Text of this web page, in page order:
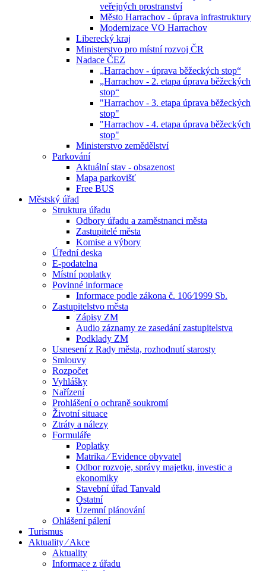
veřejných prostranství
Město Harrachov - úprava infrastruktury
Modernizace VO Harrachov
Liberecký kraj
Ministerstvo pro místní rozvoj ČR
Nadace ČEZ
„Harrachov - úprava běžeckých stop“
„Harrachov - 2. etapa úprava běžeckých
stop“
"Harrachov - 3. etapa úprava běžeckých
stop"
"Harrachov - 4. etapa úprava běžeckých
stop"
Ministerstvo zemědělství
Parkování
Aktuální stav - obsazenost
Mapa parkovišť
Free BUS
Městský úřad
Struktura úřadu
Odbory úřadu a zaměstnanci města
Zastupitelé města
Komise a výbory
Úřední deska
E-podatelna
Místní poplatky
Povinné informace
Informace podle zákona č. 106⁄1999 Sb.
Zastupitelstvo města
Zápisy ZM
Audio záznamy ze zasedání zastupitelstva
Podklady ZM
Usnesení z Rady města, rozhodnutí starosty
Smlouvy
Rozpočet
Vyhlášky
Nařízení
Prohlášení o ochraně soukromí
Životní situace
Ztráty a nálezy
Formuláře
Poplatky
Matrika ⁄ Evidence obyvatel
Odbor rozvoje, správy majetku, investic a
ekonomiky
Stavební úřad Tanvald
Ostatní
Územní plánování
Ohlášení pálení
Turismus
Aktuality ⁄ Akce
Aktuality
Informace z úřadu